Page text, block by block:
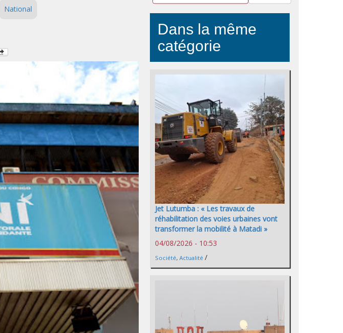
National
Dans la même
catégorie
Jet Lutumba : « Les travaux de
réhabilitation des voies urbaines vont
transformer la mobilité à Matadi »
04/08/2026 - 10:53
Société, Actualité /